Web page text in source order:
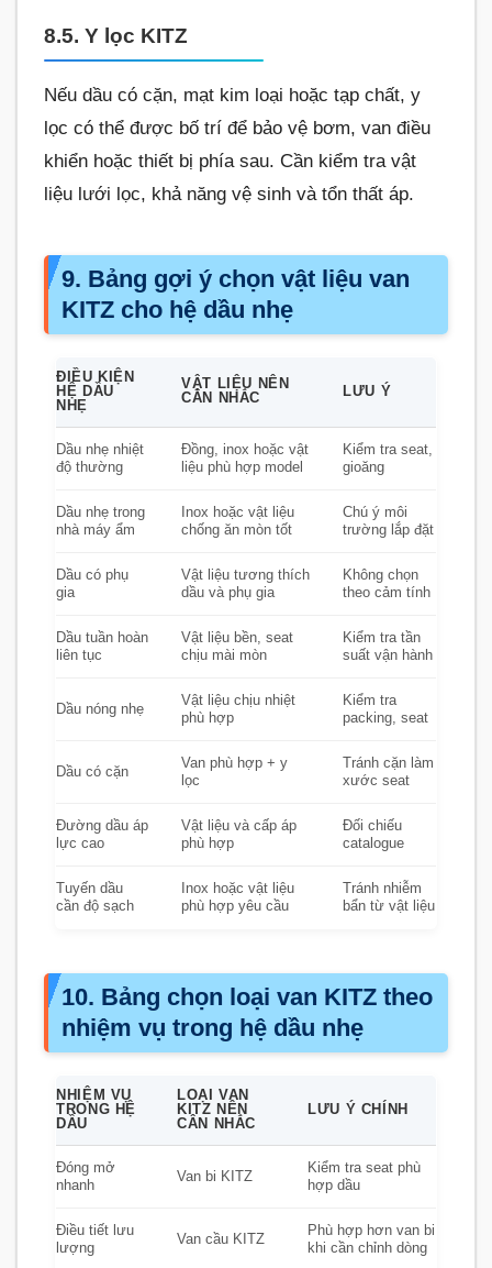
8.5. Y lọc KITZ
Nếu dầu có cặn, mạt kim loại hoặc tạp chất, y
lọc có thể được bố trí để bảo vệ bơm, van điều
khiển hoặc thiết bị phía sau. Cần kiểm tra vật
liệu lưới lọc, khả năng vệ sinh và tổn thất áp.
9. Bảng gợi ý chọn vật liệu van
KITZ cho hệ dầu nhẹ
ĐIỀU KIỆN
HỆ DẦU
NHẸ
VẬT LIỆU NÊN
CÂN NHẮC
LƯU Ý
Dầu nhẹ nhiệt
độ thường
Đồng, inox hoặc vật
liệu phù hợp model
Kiểm tra seat,
gioăng
Dầu nhẹ trong
nhà máy ẩm
Inox hoặc vật liệu
chống ăn mòn tốt
Chú ý môi
trường lắp đặt
Dầu có phụ
gia
Vật liệu tương thích
dầu và phụ gia
Không chọn
theo cảm tính
Dầu tuần hoàn
liên tục
Vật liệu bền, seat
chịu mài mòn
Kiểm tra tần
suất vận hành
Dầu nóng nhẹ
Vật liệu chịu nhiệt
phù hợp
Kiểm tra
packing, seat
Dầu có cặn
Van phù hợp + y
lọc
Tránh cặn làm
xước seat
Đường dầu áp
lực cao
Vật liệu và cấp áp
phù hợp
Đối chiếu
catalogue
Tuyến dầu
cần độ sạch
Inox hoặc vật liệu
phù hợp yêu cầu
Tránh nhiễm
bẩn từ vật liệu
10. Bảng chọn loại van KITZ theo
nhiệm vụ trong hệ dầu nhẹ
NHIỆM VỤ
TRONG HỆ
DẦU
LOẠI VAN
KITZ NÊN
CÂN NHẮC
LƯU Ý CHÍNH
Đóng mở
nhanh
Van bi KITZ
Kiểm tra seat phù
hợp dầu
Điều tiết lưu
lượng
Van cầu KITZ
Phù hợp hơn van bi
khi cần chỉnh dòng